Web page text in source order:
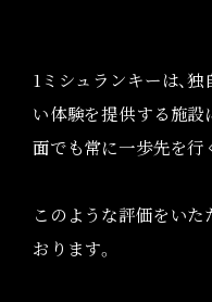
1ミシュランキーは、
い体験を提供する施設
面でも常に一歩先を行
このような評価をい
おります。